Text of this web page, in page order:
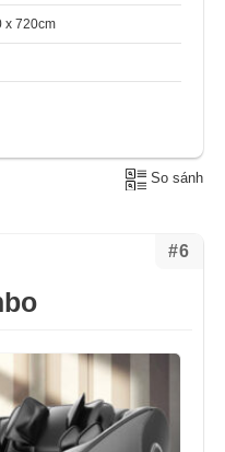
x 720cm
So sánh
#6